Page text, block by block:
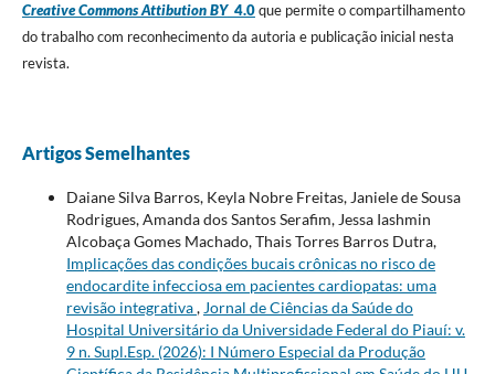
Creative Commons Attibution BY4.0que permite o compartilhamento
do trabalho com reconhecimento da autoria e publicação inicial nesta
revista.
Artigos Semelhantes
Daiane Silva Barros, Keyla Nobre Freitas, Janiele de Sousa
Rodrigues, Amanda dos Santos Serafim, Jessa Iashmin
Alcobaça Gomes Machado, Thais Torres Barros Dutra,
Implicações das condições bucais crônicas no risco de
endocardite infecciosa em pacientes cardiopatas: uma
revisão integrativa, Jornal de Ciências da Saúde do
Hospital Universitário da Universidade Federal do Piauí: v.
9 n. Supl.Esp. (2026): I Número Especial da Produção